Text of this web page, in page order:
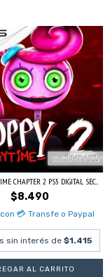
CHAPTER 2 PS5 DIGITAL SEC...
$8.490
con 💳 Transfe o Paypal
sin interés de $1.415